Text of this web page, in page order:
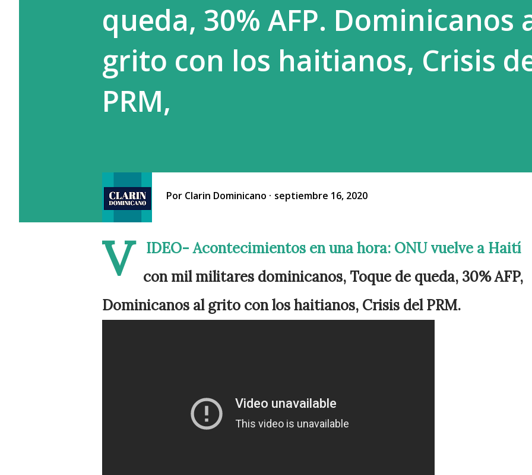
queda, 30% AFP. Dominicanos
grito con los haitianos, Crisis
PRM,
Por Clarin Dominicano septiembre 16, 2020
V
IDEO- Acontecimientos en una hora: ONU vuelve a Haití
con mil militares dominicanos, Toque de queda, 30% AFP,
Dominicanos al grito con los haitianos, Crisis del PRM.